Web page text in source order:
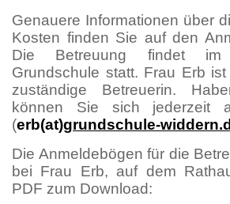
Genauere Informationen über
Kosten finden Sie auf den
Die Betreuung findet
Grundschule statt. Frau Erb
zuständige Betreuerin.
können Sie sich jederzeit
(erb(at)grundschule-
Die Anmeldebögen für die
bei Frau Erb, auf dem
PDF zum Download: